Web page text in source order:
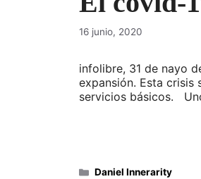
16 junio, 2020
infolibre, 31 de nayo
expansión. Esta crisis
servicios básicos.
Categorías
Daniel Innerarity